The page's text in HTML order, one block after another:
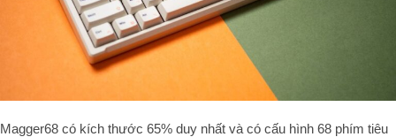
Magger68 có kích thước 65% duy nhất và có cấu hình 68 phím tiêu